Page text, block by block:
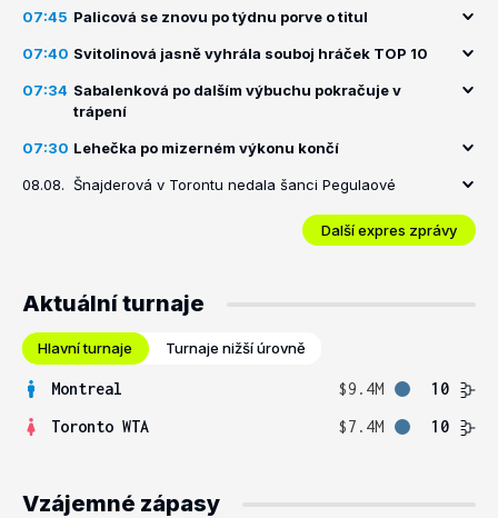
07:45 Palicová se znovu po týdnu porve o titul
07:40 Svitolinová jasně vyhrála souboj hráček TOP 10
07:34 Sabalenková po dalším výbuchu pokračuje v
trápení
07:30 Lehečka po mizerném výkonu končí
08.08. Šnajderová v Torontu nedala šanci Pegulaové
Další expres zprávy
Aktuální turnaje
Hlavní turnaje Turnaje nižší úrovně
Montreal $9.4M
10
Toronto WTA
$7.4M 10
Vzájemné zápasy